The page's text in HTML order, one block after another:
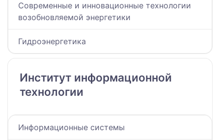
Современные и инновационные технологии
возобновляемой энергетики
Гидроэнергетика
Институт информационной
технологии
Информационные системы